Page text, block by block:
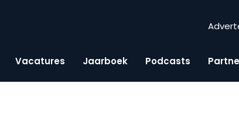
Vacatures Jaarboek Podcasts